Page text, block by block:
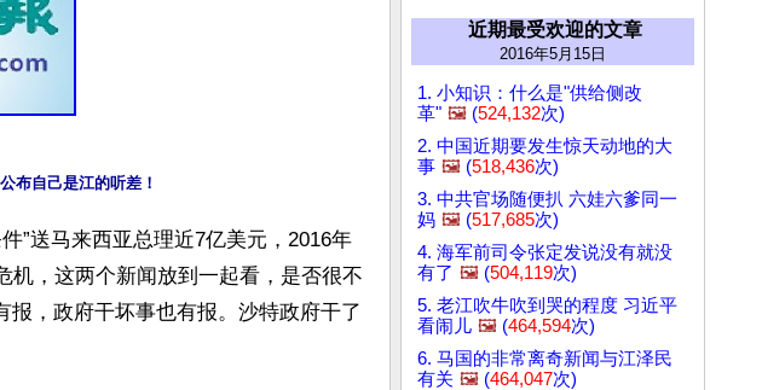
布自己是江的听差！
”送马来西亚总理近7亿美元，2016年
机，这两个新闻放到一起看，是否很不
，政府干坏事也有报。沙特政府干了
近期最受欢迎的文章
2016年5月15日
1. 小知识：什么是"供给侧改
革" 🖼️ (524,132次)
2. 中国近期要发生惊天动地的大
事 🖼️ (518,436次)
3. 中共官场随便扒 六娃六爹同一
妈 🖼️ (517,685次)
4. 海军前司令张定发说没有就没
有了 🖼️ (504,119次)
5. 老江吹牛吹到哭的程度 习近平
看闹儿 🖼️ (464,594次)
6. 马国的非常离奇新闻与江泽民
有关 🖼️ (464,047次)